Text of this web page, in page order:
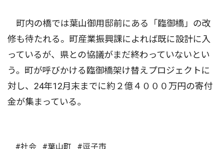
町内の橋では葉山御用邸前にある「臨御橋」の改
修も待たれる。町産業振興課によれば既に設計に入
っているが、県との協議がまだ終わっていないとい
う。町が呼びかける臨御橋架け替えプロジェクトに
対し、24年12月末までに約２億４０００万円の寄付
金が集まっている。
#社会 #葉山町 #逗子市